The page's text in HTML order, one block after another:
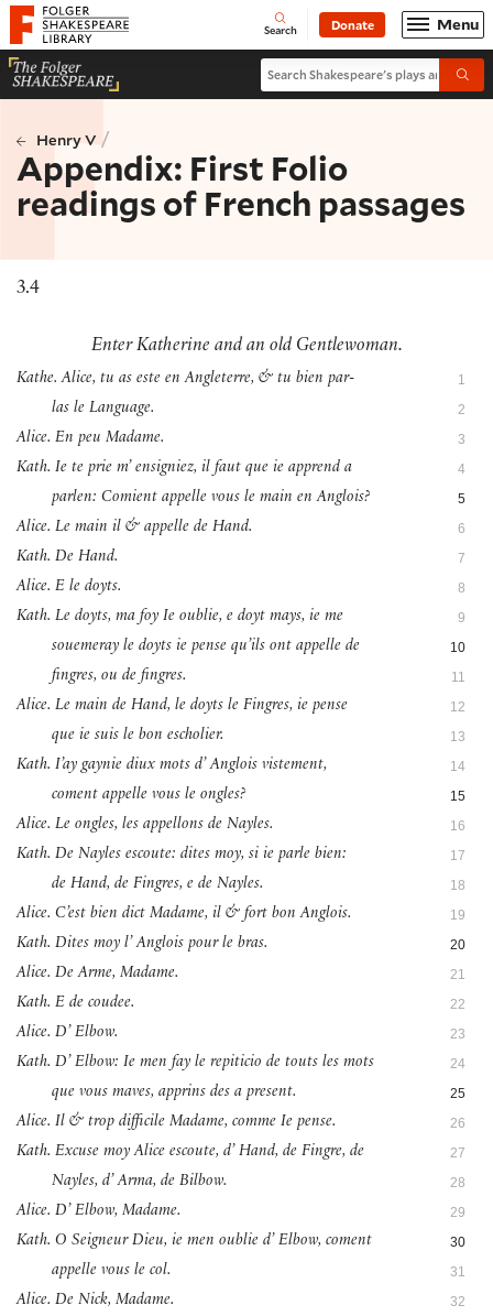
Website navigation
Folger Shakespeare Library - Home Open
Search Donate Menu
Search Shakespeare's plays and
Henry V /
Appendix: First Folio
readings of French passages
3.4
Enter Katherine and an old Gentlewoman.
Kathe. Alice, tu as este en Angleterre, & tu bien par- 1
las le Language. 2
Alice. En peu Madame. 3
Kath. Ie te prie m’ ensigniez, il faut que ie apprend a 4
parlen: Comient appelle vous le main en Anglois? 5
Alice. Le main il & appelle de Hand. 6
Kath. De Hand. 7
Alice. E le doyts. 8
Kath. Le doyts, ma foy Ie oublie, e doyt mays, ie me 9
souemeray le doyts ie pense qu’ils ont appelle de 10
fingres, ou de fingres. 11
Alice. Le main de Hand, le doyts le Fingres, ie pense 12
que ie suis le bon escholier. 13
Kath. I’ay gaynie diux mots d’ Anglois vistement, 14
coment appelle vous le ongles? 15
Alice. Le ongles, les appellons de Nayles. 16
Kath. De Nayles escoute: dites moy, si ie parle bien: 17
de Hand, de Fingres, e de Nayles. 18
Alice. C’est bien dict Madame, il & fort bon Anglois. 19
Kath. Dites moy l’ Anglois pour le bras. 20
Alice. De Arme, Madame. 21
Kath. E de coudee. 22
Alice. D’ Elbow. 23
Kath. D’ Elbow: Ie men fay le repiticio de touts les mots 24
que vous maves, apprins des a present. 25
Alice. Il & trop difficile Madame, comme Ie pense. 26
Kath. Excuse moy Alice escoute, d’ Hand, de Fingre, de 27
Nayles, d’ Arma, de Bilbow. 28
Alice. D’ Elbow, Madame. 29
Kath. O Seigneur Dieu, ie men oublie d’ Elbow, coment 30
appelle vous le col. 31
Alice. De Nick, Madame. 32